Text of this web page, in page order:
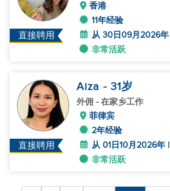
直接聘用
香港
11年经验
从 30日09月2026年
非常活跃
直接聘用
Aiza - 31岁
外佣 - 在家乡工作
菲律宾
2年经验
从 01日10月2026年
非常活跃